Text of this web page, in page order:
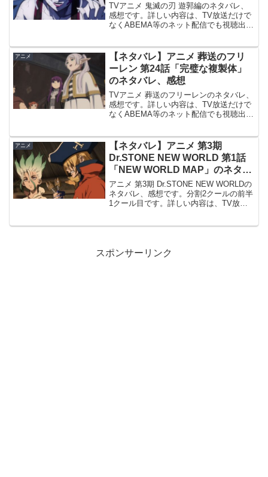
TVアニメ 鬼滅の刃 遊郭編のネタバレ、
感想です。詳しい内容は、TV放送だけで
なくABEMA等のネット配信でも視聴出来
から特別な奴だったんだろう、選ばれた
才能だ、妬ま...
アニメ
【ネタバレ】アニメ 葬送のフリ
ーレン 第24話「完璧な複製体」
のネタバレ、感想
TVアニメ 葬送のフリーレンのネタバレ、
感想です。詳しい内容は、TV放送だけで
なくABEMA等のネット配信でも視聴出来
にて放送されます。前回、第2...
アニメ
【ネタバレ】アニメ 第3期
Dr.STONE NEW WORLD 第1話
「NEW WORLD MAP」のネタバ
レ、感想
アニメ 第3期 Dr.STONE NEW WORLDの
ネタバレ、感想です。分割2クールの前半
1クール目です。詳しい内容は、TV放送
スポンサーリンク